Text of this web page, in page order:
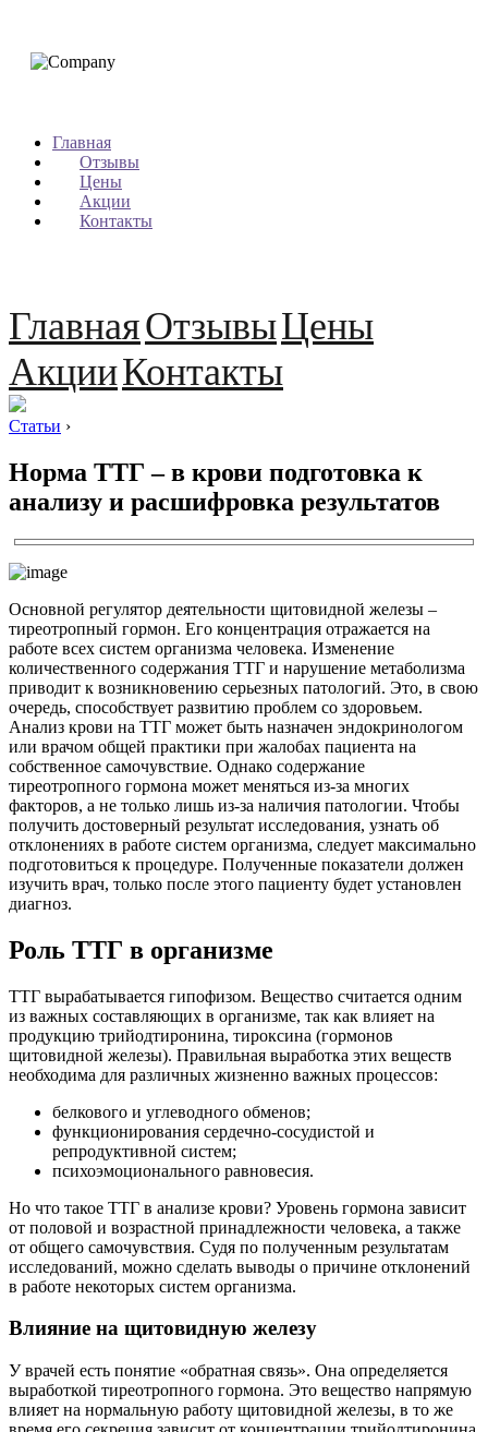
Главная
Отзывы
Цены
Акции
Контакты
ГлавнаяОтзывыЦены
АкцииКонтакты
Статьи ›
Норма ТТГ – в крови подготовка к
анализу и расшифровка результатов
Основной регулятор деятельности щитовидной железы –
тиреотропный гормон. Его концентрация отражается на
работе всех систем организма человека. Изменение
количественного содержания ТТГ и нарушение метаболизма
приводит к возникновению серьезных патологий. Это, в свою
очередь, способствует развитию проблем со здоровьем.
Анализ крови на ТТГ может быть назначен эндокринологом
или врачом общей практики при жалобах пациента на
собственное самочувствие. Однако содержание
тиреотропного гормона может меняться из-за многих
факторов, а не только лишь из-за наличия патологии. Чтобы
получить достоверный результат исследования, узнать об
отклонениях в работе систем организма, следует максимально
подготовиться к процедуре. Полученные показатели должен
изучить врач, только после этого пациенту будет установлен
диагноз.
Роль ТТГ в организме
ТТГ вырабатывается гипофизом. Вещество считается одним
из важных составляющих в организме, так как влияет на
продукцию трийодтиронина, тироксина (гормонов
щитовидной железы). Правильная выработка этих веществ
необходима для различных жизненно важных процессов:
белкового и углеводного обменов;
функционирования сердечно-сосудистой и
репродуктивной систем;
психоэмоционального равновесия.
Но что такое ТТГ в анализе крови? Уровень гормона зависит
от половой и возрастной принадлежности человека, а также
от общего самочувствия. Судя по полученным результатам
исследований, можно сделать выводы о причине отклонений
в работе некоторых систем организма.
Влияние на щитовидную железу
У врачей есть понятие «обратная связь». Она определяется
выработкой тиреотропного гормона. Это вещество напрямую
влияет на нормальную работу щитовидной железы, в то же